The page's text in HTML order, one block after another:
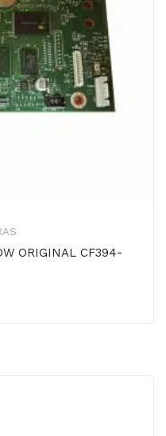
ORIGINAL CF394-